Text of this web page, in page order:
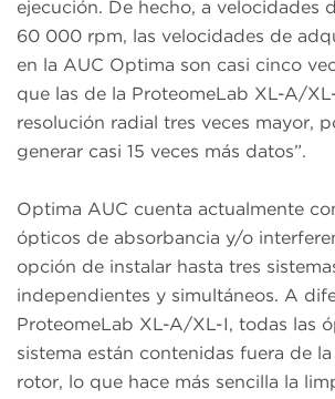
ejecución. De hecho, a velocidades
60 000 rpm, las velocidades de
en la AUC Optima son casi cinco
que las de la ProteomeLab XL-A/
resolución radial tres veces mayor,
generar casi 15 veces más datos”.
Optima AUC cuenta actualmente
ópticos de absorbancia y/o
opción de instalar hasta tres
independientes y simultáneos. A
ProteomeLab XL-A/XL-I, todas las
sistema están contenidas fuera de
rotor, lo que hace más sencilla la